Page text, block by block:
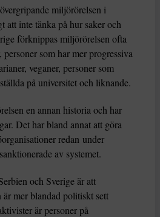
miljörörelsen i
att inte tänka på hur saker och
förknippas miljörörelsen ofta
personer som har mer progressiva
veganer, personer som
på universitet och liknande.
en annan historia och har
Det har bland annat att göra
redan under
av systemet.
och Sverige är att
mer blandad politiskt sett
är personer på